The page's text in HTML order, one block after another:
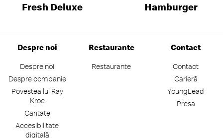
Fresh Deluxe Hamburger
Despre noi
Despre noi
Despre companie
Povestea lui Ray
Kroc
Caritate
Accesibilitate
digitală
Restaurante
Restaurante
Contact
Contact
Carieră
YoungLead
Presa